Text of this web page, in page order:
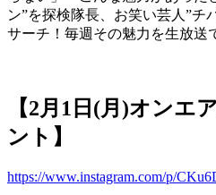
ン”を探検隊長、お笑い芸人”チ
サーチ！毎週その魅力を生放送
【2月1日(月)オンエ
ント】
https://www.instagram.com/p/